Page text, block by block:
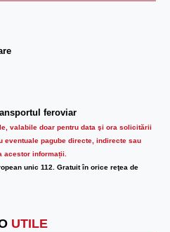
feroviar
valabile doar pentru data şi ora solicitării
eventuale pagube directe, indirecte sau
acestor informații.
unic 112. Gratuit în orice reţea de
UTILE